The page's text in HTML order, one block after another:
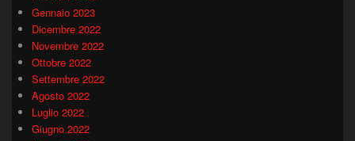
Gennaio 2023
Dicembre 2022
Novembre 2022
Ottobre 2022
Settembre 2022
Agosto 2022
Luglio 2022
Giugno 2022